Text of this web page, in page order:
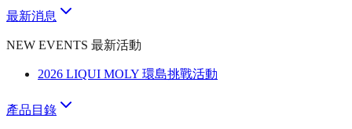
最新消息
NEW EVENTS 最新活動
2026 LIQUI MOLY 環島挑戰活動
產品目錄